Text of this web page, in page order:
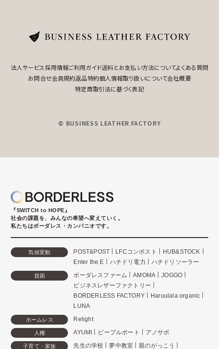
法人サービス採用情報ご利用ガイド送料とお支払い方法についてよくある質問
お問合せ会員規約返品特約個人情報取り扱いについて会社概要
特定商取引法に基づく表記
© BUSINESS LEATHER FACTORY
『SWITCH to HOPE』
社会の課題を、みんなの希望へ変えていく。
私たちはボーダレス・カンパニオです。
気候変動 POST&POST LFCコンポスト
HUB&STOCK
Enter the E
ハチドリ電力 ハチドリソーラー
貧困 ボーダレスファーム AMOMA
JOGGO
ビジネスレザーファクトリー
BORDERLESS FACTORY
Haruulala organic
LUNA
ホームレス Relight
人権 AYUMI ピープルポート アノサポ
子育て・家族 先生の学校 夢中教室 親のがっこう